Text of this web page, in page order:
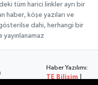
tüm harici linkler ayrı bir
haber, köşe yazıları ve
dahi, herhangi bir
yayınlanamaz
Haber Yazılımı:
TE Bilişim